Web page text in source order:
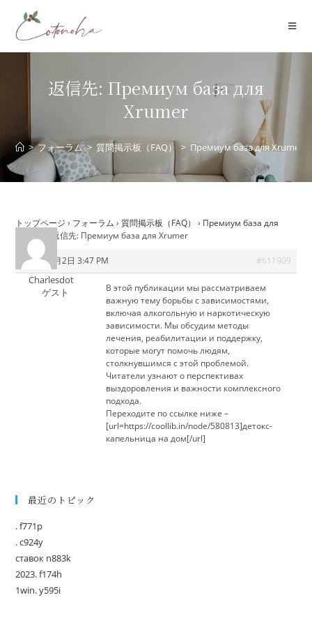
プ
返信先: Премиум база для
Xrumer
> フォーラム > 質問掲示板（FAQ） > Премиум база для Xrumer
トップページ › フォーラム › 質問掲示板（FAQ） › Премиум база для
返信先: Премиум база для Xrumer
2026年6月2日 3:47 PM #611909
Charlesdot
ゲスト
В этой публикации мы рассматриваем
важную тему борьбы с зависимостями,
включая алкогольную и наркотическую
зависимости. Мы обсудим методы
лечения, реабилитации и поддержку,
которые могут помочь людям,
столкнувшимся с этой проблемой.
Читатели узнают о перспективах
выздоровления и важности комплексного
подхода.
Переходите по ссылке ниже –
[url=https://coollib.in/node/580813]детокс-
капельница на дом[/url]
最近のトピック
. f771p
. c924y
ставок n883k
2023. f174h
1win. y595i